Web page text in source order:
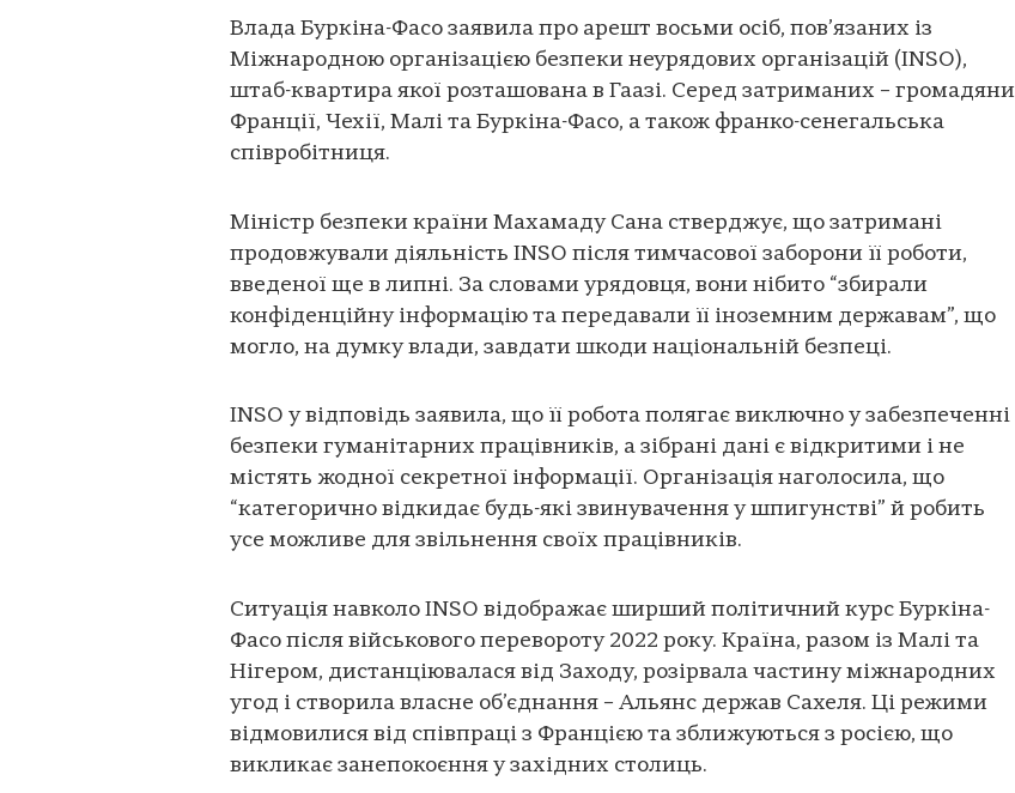
Влада Буркіна-Фасо заявила про арешт восьми осіб, пов’язаних із
Міжнародною організацією безпеки неурядових організацій (INSO),
штаб-квартира якої розташована в Гаазі. Серед затриманих – громадяни
Франції, Чехії, Малі та Буркіна-Фасо, а також франко-сенегальська
співробітниця.
Міністр безпеки країни Махамаду Сана стверджує, що затримані
продовжували діяльність INSO після тимчасової заборони її роботи,
введеної ще в липні. За словами урядовця, вони нібито “збирали
конфіденційну інформацію та передавали її іноземним державам”, що
могло, на думку влади, завдати шкоди національній безпеці.
INSO у відповідь заявила, що її робота полягає виключно у забезпеченні
безпеки гуманітарних працівників, а зібрані дані є відкритими і не
містять жодної секретної інформації. Організація наголосила, що
“категорично відкидає будь-які звинувачення у шпигунстві” й робить
усе можливе для звільнення своїх працівників.
Ситуація навколо INSO відображає ширший політичний курс Буркіна-
Фасо після військового перевороту 2022 року. Країна, разом із Малі та
Нігером, дистанціювалася від Заходу, розірвала частину міжнародних
угод і створила власне об’єднання – Альянс держав Сахеля. Ці режими
відмовилися від співпраці з Францією та зближуються з росією, що
викликає занепокоєння у західних столиць.